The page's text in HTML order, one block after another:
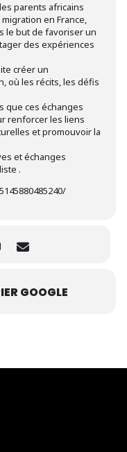
parents africains
en France,
le but de favoriser un
des expériences
créer un
où les récits, les défis
que ces échanges
renforcer les liens
et promouvoir la
et échanges
.
GOOGLE